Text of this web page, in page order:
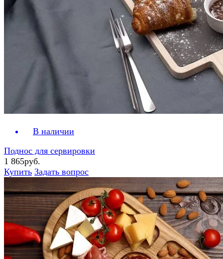
В наличии
Поднос для сервировки
1 865руб.
Купить Задать вопрос